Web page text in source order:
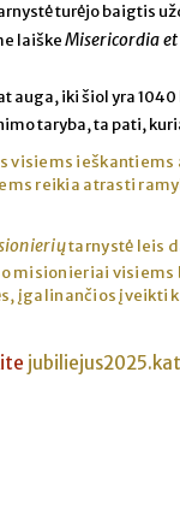
turėjo baigtis
laiškeMisericordia
iki šiol yra 1040
taryba, ta pati,
visiems
reikia atrasti
tarnystė leis
misionieriai
įgalinančios įveikti